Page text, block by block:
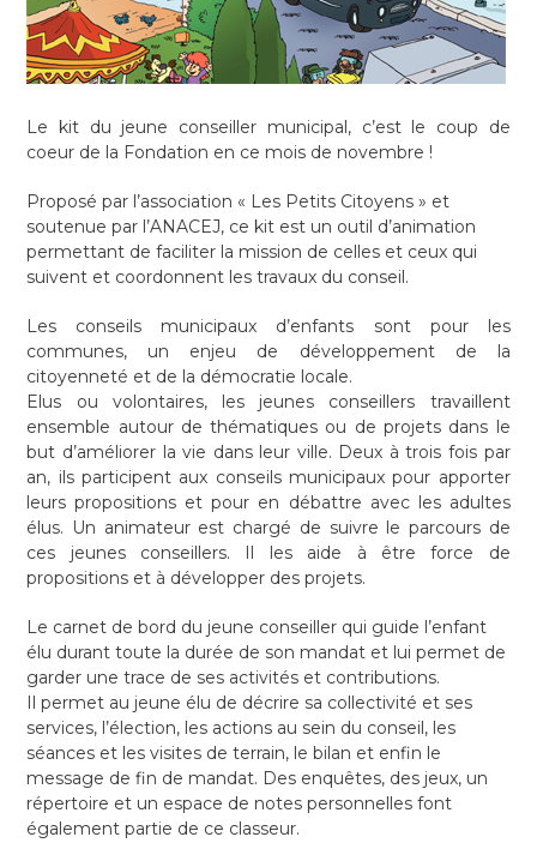
Le kit du jeune conseiller municipal, c’est le coup de
coeur de la Fondation en ce mois de novembre !
Proposé par l’association « Les Petits Citoyens » et
soutenue par l’ANACEJ, ce kit est un outil d’animation
permettant de faciliter la mission de celles et ceux qui
suivent et coordonnent les travaux du conseil.
Les conseils municipaux d’enfants sont pour les
communes, un enjeu de développement de la
citoyenneté et de la démocratie locale.
Elus ou volontaires, les jeunes conseillers travaillent
ensemble autour de thématiques ou de projets dans le
but d’améliorer la vie dans leur ville. Deux à trois fois par
an, ils participent aux conseils municipaux pour apporter
leurs propositions et pour en débattre avec les adultes
élus. Un animateur est chargé de suivre le parcours de
ces jeunes conseillers. Il les aide à être force de
propositions et à développer des projets.
Le carnet de bord du jeune conseiller qui guide l’enfant
élu durant toute la durée de son mandat et lui permet de
garder une trace de ses activités et contributions.
Il permet au jeune élu de décrire sa collectivité et ses
services, l’élection, les actions au sein du conseil, les
séances et les visites de terrain, le bilan et enfin le
message de fin de mandat. Des enquêtes, des jeux, un
répertoire et un espace de notes personnelles font
également partie de ce classeur.